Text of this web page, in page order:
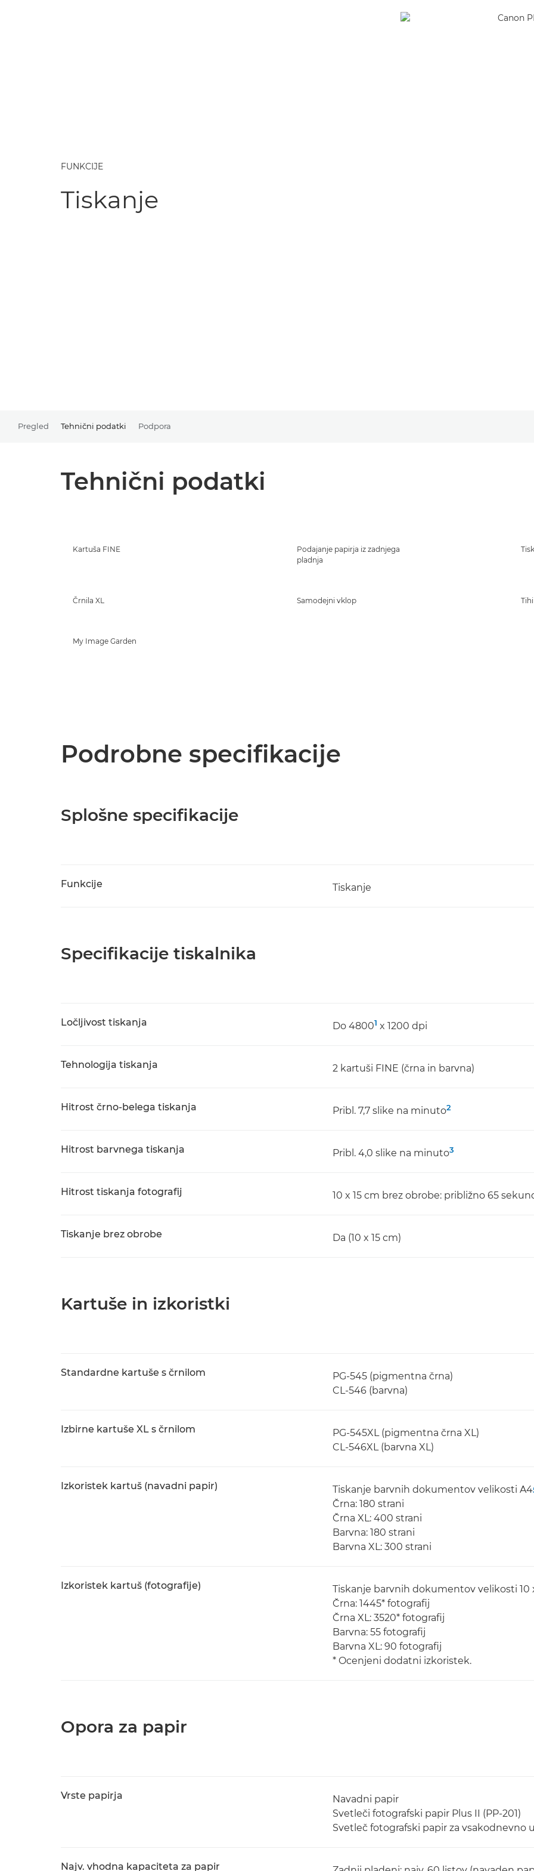
FUNKCIJE
Tiskanje
Pregled Tehnični podatki Podpora
Tehnični podatki
Kartuša FINE
Podajanje papirja iz zadnjega
pladnja
Črnila XL Samodejni vklop
My Image Garden
Podrobne specifikacije
Splošne specifikacije
Funkcije Tiskanje
Specifikacije tiskalnika
Ločljivost tiskanja Do 48001 x 1200 dpi
Tehnologija tiskanja 2 kartuši FINE (črna in barvna)
Hitrost črno-belega tiskanja Pribl. 7,7 slike na minuto2
Hitrost barvnega tiskanja Pribl. 4,0 slike na minuto3
Hitrost tiskanja fotografij 10 x 15 cm brez obrobe: približno 65
Tiskanje brez obrobe Da (10 x 15 cm)
Kartuše in izkoristki
Standardne kartuše s črnilom
PG-545 (pigmentna črna)
CL-546 (barvna)
Izbirne kartuše XL s črnilom
PG-545XL (pigmentna črna XL)
CL-546XL (barvna XL)
Izkoristek kartuš (navadni papir) Tiskanje barvnih dokumentov velikosti A4
Črna: 180 strani
Črna XL: 400 strani
Barvna: 180 strani
Barvna XL: 300 strani
Izkoristek kartuš (fotografije)
Tiskanje barvnih dokumentov velikosti 10
Črna: 1445* fotografij
Črna XL: 3520* fotografij
Barvna: 55 fotografij
Barvna XL: 90 fotografij
* Ocenjeni dodatni izkoristek.
Opora za papir
Vrste papirja
Navadni papir
Svetleči fotografski papir Plus II (PP-201)
Svetleč fotografski papir za vsakodnevno
Najv. vhodna kapaciteta za papir